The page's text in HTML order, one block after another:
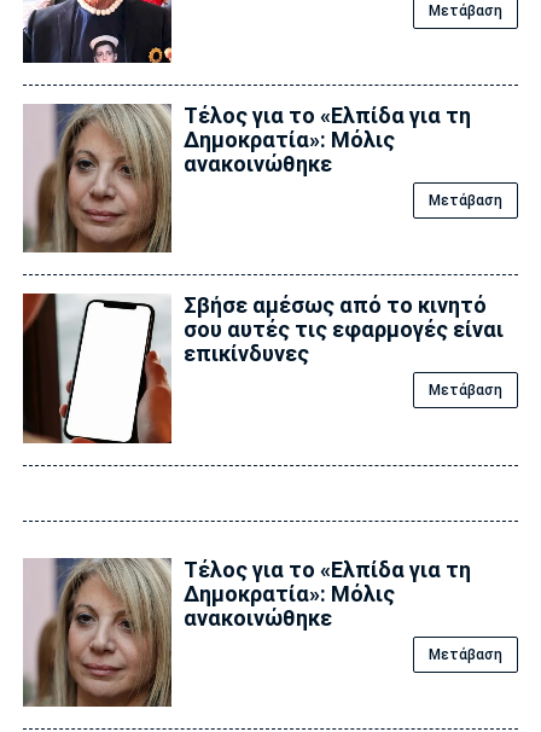
Μετάβαση
Τέλος για το «Ελπίδα για τη
Δημοκρατία»: Μόλις
ανακοινώθηκε
Μετάβαση
Σβήσε αμέσως από το κινητό
σου αυτές τις εφαρμογές είναι
επικίvδυνες
Μετάβαση
Τέλος για το «Ελπίδα για τη
Δημοκρατία»: Μόλις
ανακοινώθηκε
Μετάβαση